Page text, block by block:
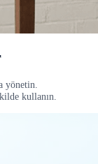
yönetin.
kullanın.